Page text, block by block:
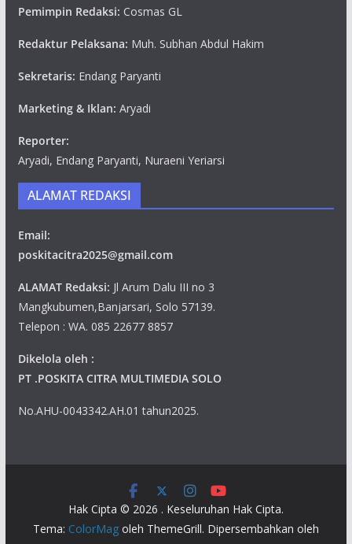
Pemimpin Redaksi: Cosmas GL
Redaktur Pelaksana: Muh. Subhan Abdul Hakim
Sekretaris: Endang Paryanti
Marketing & Iklan: Aryadi
Reporter:
Aryadi, Endang Paryanti, Nuraeni Yeriarsi
ALAMAT REDAKSI
Email:
poskitacitra2025@gmail.com
ALAMAT Redaksi: Jl Arum Dalu III no 3
Mangkubumen,Banjarsari, Solo 57139.
Telepon : WA. 085 22677 8857
Dikelola oleh :
PT .POSKITA CITRA MULTIMEDIA SOLO
No.AHU-0043342.AH.01 tahun2025.
Hak Cipta © 2026 . Keseluruhan Hak Cipta.
Tema: ColorMagoleh ThemeGrill. Dipersembahkan oleh